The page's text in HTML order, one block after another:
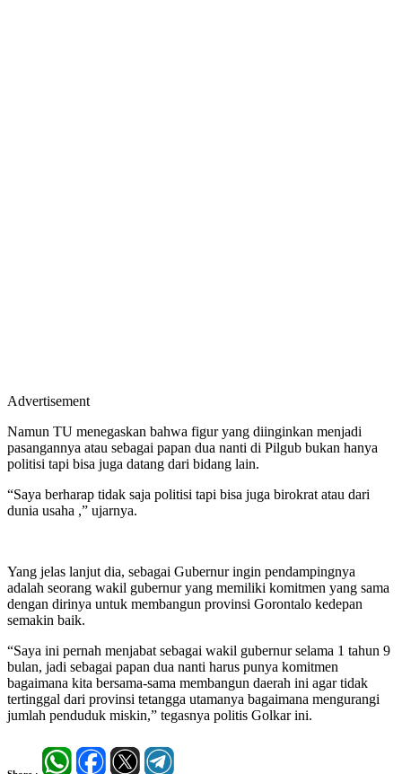
Advertisement
Namun TU menegaskan bahwa figur yang diinginkan menjadi
pasangannya atau sebagai papan dua nanti di Pilgub bukan hanya
politisi tapi bisa juga datang dari bidang lain.
“Saya berharap tidak saja politisi tapi bisa juga birokrat atau dari
dunia usaha ,” ujarnya.
Yang jelas lanjut dia, sebagai Gubernur ingin pendampingnya
adalah seorang wakil gubernur yang memiliki komitmen yang sama
dengan dirinya untuk membangun provinsi Gorontalo kedepan
semakin baik.
“Saya ini pernah menjabat sebagai wakil gubernur selama 1 tahun 9
bulan, jadi sebagai papan dua nanti harus punya komitmen
bagaimana kita bersama-sama membangun daerah ini agar tidak
tertinggal dari provinsi tetangga utamanya bagaimana mengurangi
jumlah penduduk miskin,” tegasnya politis Golkar ini.